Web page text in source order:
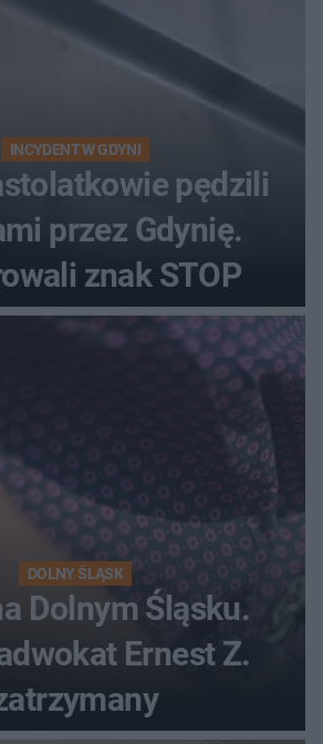
INCYDENT W GDYNI
pędzili
przez Gdynię.
znak STOP
DOLNY ŚLĄSK
Dolnym Śląsku.
Ernest Z.